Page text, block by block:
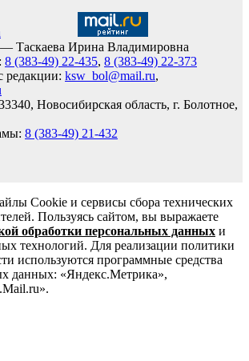
Таскаева Ирина Владимировна
8 (383-49) 22-435, 8 (383-49) 22-373
редакции: ksw_bol@mail.ru,
Новосибирская область, г. Болотное,
8 (383-49) 21-432
Cookie и сервисы сбора технических
Пользуясь сайтом, вы выражаете
обработки персональных данных и
технологий. Для реализации политики
используются программные средства
данных: «Яндекс.Метрика»,